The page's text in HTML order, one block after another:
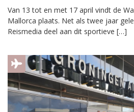
Van 13 tot en met 17 april vindt de
Mallorca plaats. Net als twee jaar
Reismedia deel aan dit sportieve […]